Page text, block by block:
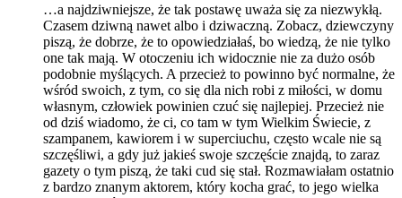
…a najdziwniejsze, że tak postawę uważa się za niezwykłą.
Czasem dziwną nawet albo i dziwaczną. Zobacz, dziewczyny
piszą, że dobrze, że to opowiedziałaś, bo wiedzą, że nie tylko
one tak mają. W otoczeniu ich widocznie nie za dużo osób
podobnie myślących. A przecież to powinno być normalne, że
wśród swoich, z tym, co się dla nich robi z miłości, w domu
własnym, człowiek powinien czuć się najlepiej. Przecież nie
od dziś wiadomo, że ci, co tam w tym Wielkim Świecie, z
szampanem, kawiorem i w superciuchu, często wcale nie są
szczęśliwi, a gdy już jakieś swoje szczęście znajdą, to zaraz
gazety o tym piszą, że taki cud się stał. Rozmawiałam ostatnio
z bardzo znanym aktorem, który kocha grać, to jego wielka